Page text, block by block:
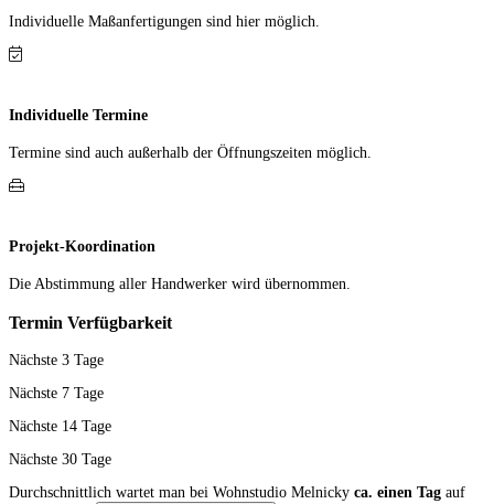
Individuelle Maß­anfer­tigungen sind hier möglich.
Individuelle Termine
Termine sind auch außerhalb der Öffnungs­zeiten möglich.
Projekt-Koordination
Die Abstimmung aller Hand­werker wird übernommen.
Termin Verfügbarkeit
Nächste 3 Tage
Nächste 7 Tage
Nächste 14 Tage
Nächste 30 Tage
Durchschnittlich wartet man bei Wohnstudio Melnicky ca. einen Tag auf